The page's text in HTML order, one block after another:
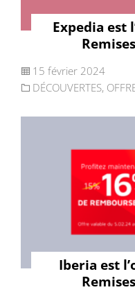
Expedia est
15 février 2024
DÉCOUVERTES,
Iberia est